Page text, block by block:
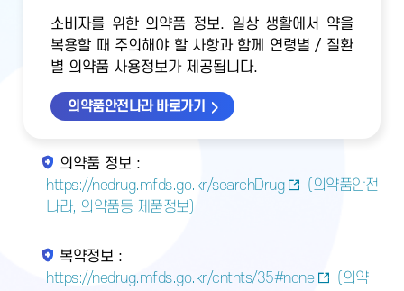
소비자를 위한 의약품 정보. 일상 생활에서 약을
복용할 때 주의해야 할 사항과 함께 연령별 / 질환
별 의약품 사용정보가 제공됩니다.
의약품안전나라 바로가기
의약품 정보 :
https://nedrug.mfds.go.kr/searchDrug
(의약품안전
나라, 의약품등 제품정보)
복약정보 :
https://nedrug.mfds.go.kr/cntnts/35#none
(의약